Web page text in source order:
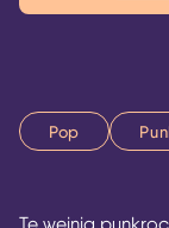
Pop